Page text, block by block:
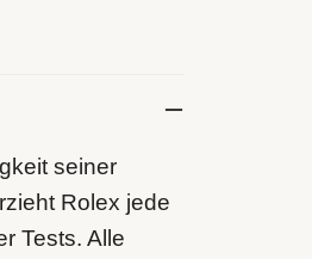
seiner
Rolex jede
Tests. Alle